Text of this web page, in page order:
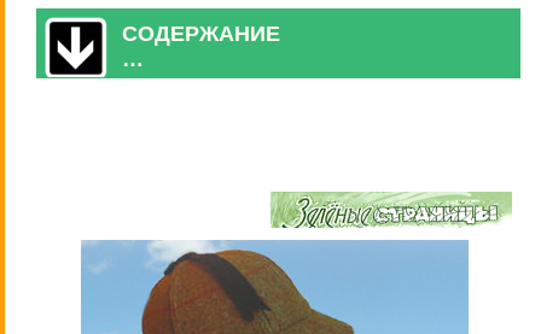
СОДЕРЖАНИЕ
…